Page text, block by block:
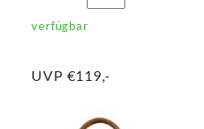
verfügbar
UVP €119,-